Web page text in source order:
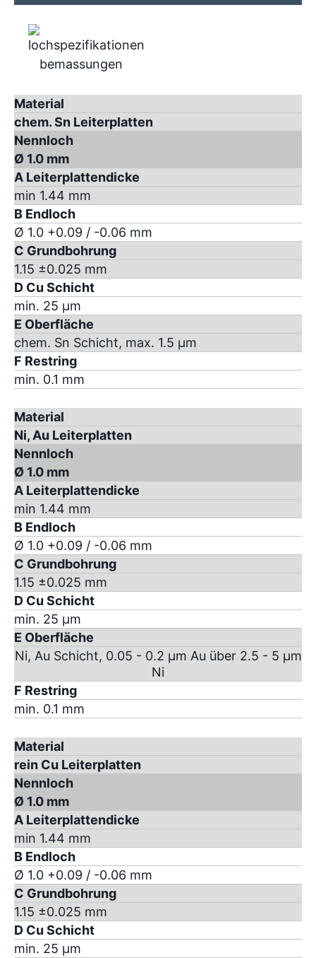
Material
chem. Sn Leiterplatten
Nennloch
Ø 1.0 mm
A Leiterplattendicke
min 1.44 mm
B Endloch
Ø 1.0 +0.09 / -0.06 mm
C Grundbohrung
1.15 ±0.025 mm
D Cu Schicht
min. 25 µm
E Oberfläche
chem. Sn Schicht, max. 1.5 µm
F Restring
min. 0.1 mm
Material
Ni, Au Leiterplatten
Nennloch
Ø 1.0 mm
A Leiterplattendicke
min 1.44 mm
B Endloch
Ø 1.0 +0.09 / -0.06 mm
C Grundbohrung
1.15 ±0.025 mm
D Cu Schicht
min. 25 µm
E Oberfläche
Ni, Au Schicht, 0.05 - 0.2 µm Au über 2.5 - 5 µm
Ni
F Restring
min. 0.1 mm
Material
rein Cu Leiterplatten
Nennloch
Ø 1.0 mm
A Leiterplattendicke
min 1.44 mm
B Endloch
Ø 1.0 +0.09 / -0.06 mm
C Grundbohrung
1.15 ±0.025 mm
D Cu Schicht
min. 25 µm